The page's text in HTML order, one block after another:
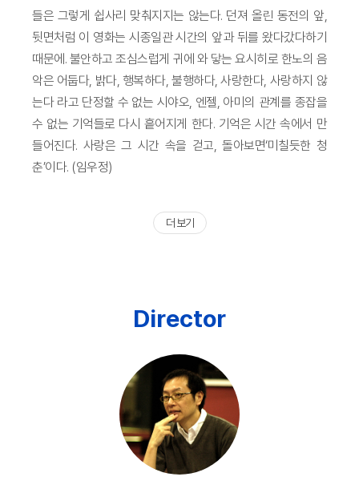
들은 그렇게 쉽사리 맞춰지지는 않는다. 던져 올린 동전의 앞,
뒷면처럼 이 영화는 시종일관 시간의 앞과 뒤를 왔다갔다하기
때문에. 불안하고 조심스럽게 귀에 와 닿는 요시히로 한노의 음
악은 어둡다, 밝다, 행복하다, 불행하다, 사랑한다, 사랑하지 않
는다 라고 단정할 수 없는 시야오, 엔젤, 아미의 관계를 종잡을
수 없는 기억들로 다시 흩어지게 한다. 기억은 시간 속에서 만
들어진다. 사랑은 그 시간 속을 걷고, 돌아보면‘미칠듯한 청
춘’이다. (임우정)
더 보기
Director